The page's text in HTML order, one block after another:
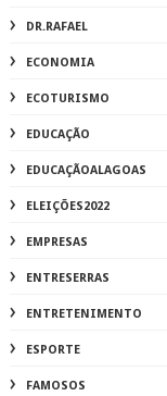
DR.RAFAEL
ECONOMIA
ECOTURISMO
EDUCAÇÃO
EDUCAÇÃOALAGOAS
ELEIÇÕES2022
EMPRESAS
ENTRESERRAS
ENTRETENIMENTO
ESPORTE
FAMOSOS